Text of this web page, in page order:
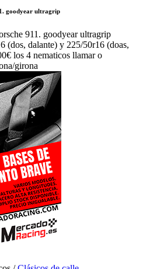
/Clásicos de calle
,Top
911. Goodyear Ultragrip
(dos, dalante) y 225/50R16 (doas,
los 4 nematicos Llamar o
Girona